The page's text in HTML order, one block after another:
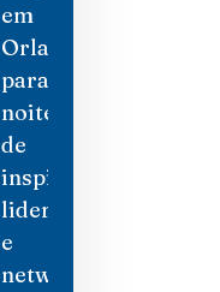
em
Orlando
para
noite
de
inspiração,
liderança
e
networking